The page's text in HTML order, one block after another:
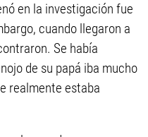
en la investigación fue
cuando llegaron a
Se había
de su papá iba mucho
realmente estaba